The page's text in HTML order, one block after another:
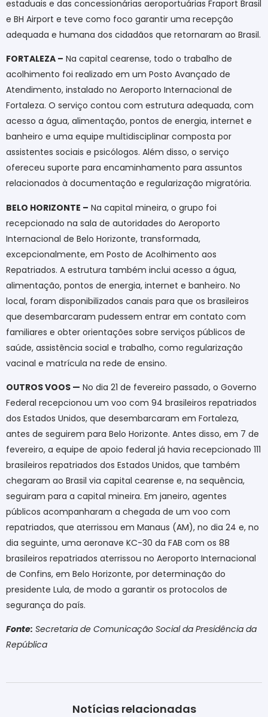
estaduais e das concessionárias aeroportuárias Fraport Brasil
e BH Airport e teve como foco garantir uma recepção
adequada e humana dos cidadãos que retornaram ao Brasil.
FORTALEZA – Na capital cearense, todo o trabalho de
acolhimento foi realizado em um Posto Avançado de
Atendimento, instalado no Aeroporto Internacional de
Fortaleza. O serviço contou com estrutura adequada, com
acesso a água, alimentação, pontos de energia, internet e
banheiro e uma equipe multidisciplinar composta por
assistentes sociais e psicólogos. Além disso, o serviço
ofereceu suporte para encaminhamento para assuntos
relacionados à documentação e regularização migratória.
BELO HORIZONTE – Na capital mineira, o grupo foi
recepcionado na sala de autoridades do Aeroporto
Internacional de Belo Horizonte, transformada,
excepcionalmente, em Posto de Acolhimento aos
Repatriados. A estrutura também inclui acesso a água,
alimentação, pontos de energia, internet e banheiro. No
local, foram disponibilizados canais para que os brasileiros
que desembarcaram pudessem entrar em contato com
familiares e obter orientações sobre serviços públicos de
saúde, assistência social e trabalho, como regularização
vacinal e matrícula na rede de ensino.
OUTROS VOOS — No dia 21 de fevereiro passado, o Governo
Federal recepcionou um voo com 94 brasileiros repatriados
dos Estados Unidos, que desembarcaram em Fortaleza,
antes de seguirem para Belo Horizonte. Antes disso, em 7 de
fevereiro, a equipe de apoio federal já havia recepcionado 111
brasileiros repatriados dos Estados Unidos, que também
chegaram ao Brasil via capital cearense e, na sequência,
seguiram para a capital mineira. Em janeiro, agentes
públicos acompanharam a chegada de um voo com
repatriados, que aterrissou em Manaus (AM), no dia 24 e, no
dia seguinte, uma aeronave KC-30 da FAB com os 88
brasileiros repatriados aterrissou no Aeroporto Internacional
de Confins, em Belo Horizonte, por determinação do
presidente Lula, de modo a garantir os protocolos de
segurança do país.
Fonte: Secretaria de Comunicação Social da Presidência da
República
Notícias relacionadas